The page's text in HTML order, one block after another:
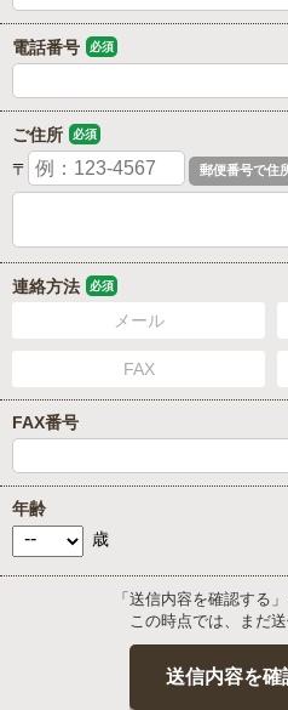
電話番号 必須
ご住所 必須
〒
連絡方法 必須
メール
FAX
FAX番号
年齢
歳
「送信内容を確認する
この時点では、まだ送
送信内容を確